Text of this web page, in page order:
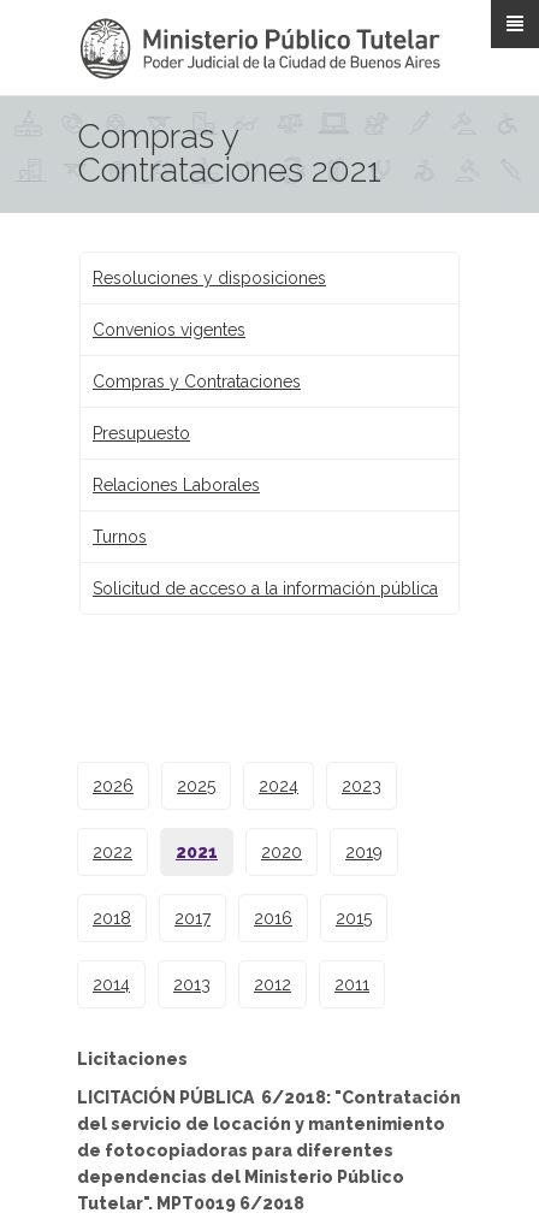
Compras y
Contrataciones 2021
Resoluciones y disposiciones
Convenios vigentes
Compras y Contrataciones
Presupuesto
Relaciones Laborales
Turnos
Solicitud de acceso a la información pública
2026 2025 2024 2023
2022 2021 2020 2019
2018 2017 2016 2015
2014 2013 2012 2011
Licitaciones
LICITACIÓN PÚBLICA 6/2018: "Contratación
del servicio de locación y mantenimiento
de fotocopiadoras para diferentes
dependencias del Ministerio Público
Tutelar". MPT0019 6/2018